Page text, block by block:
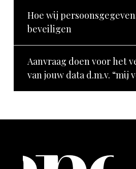
Hoe wij
beveiligen
Aanvraag doen voor het
van jouw data d.m.v. “mij